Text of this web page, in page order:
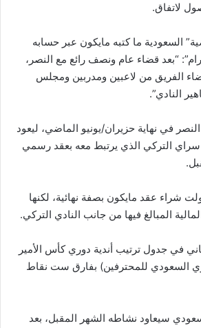
لاتفاق.
السعودية ما كتبه مايكون عبر حسابه
“بعد قضاء عام ونصف رائع مع النصر،
الفريق من لاعبين ومدربين ومجلس
النادي”.
في نهاية حزيران/يونيو الماضي، ليعود
التركي الذي يرتبط معه بعقد رسمي
شراء عقد مايكون بصفة نهائية، لكنها
المبالغ فيها من جانب النادي التركي.
في جدول ترتيب أندية دوري كأس الأمير
السعودي للمحترفين) بفارق ست نقاط
سيعاود نشاطه الشهر المقبل، بعد